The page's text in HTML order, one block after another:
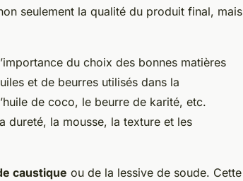
seulement la qualité du produit final, mais
du choix des bonnes matières
et de beurres utilisés dans la
de coco, le beurre de karité, etc.
dureté, la mousse, la texture et les
caustique ou de la lessive de soude. Cette